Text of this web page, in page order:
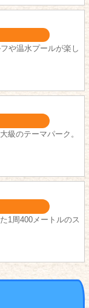
や温水プールが楽し
級のテーマパーク。
1周400メートルのス